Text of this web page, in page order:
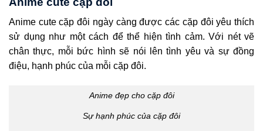
Anime cute cặp đôi ngày càng được các cặp đôi yêu thích
sử dụng như một cách để thể hiện tình cảm. Với nét vẽ
chân thực, mỗi bức hình sẽ nói lên tình yêu và sự đồng
điệu, hạnh phúc của mỗi cặp đôi.
Anime đẹp cho cặp đôi
Sự hạnh phúc của cặp đôi